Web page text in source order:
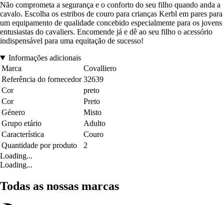
Não comprometa a segurança e o conforto do seu filho quando anda a
cavalo. Escolha os estribos de couro para crianças Kerbl em pares para
um equipamento de qualidade concebido especialmente para os jovens
entusiastas do cavaliers. Encomende já e dê ao seu filho o acessório
indispensável para uma equitação de sucesso!
Informações adicionais
Marca
Covalliero
Referência do fornecedor 32639
Cor
preto
Cor
Preto
Género
Misto
Grupo etário
Adulto
Característica
Couro
Quantidade por produto
2
Loading...
Loading...
Todas as nossas marcas